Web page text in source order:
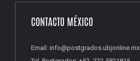
CONTACTO MÉXICO
Email: info@postgrados.ubjonline.mx